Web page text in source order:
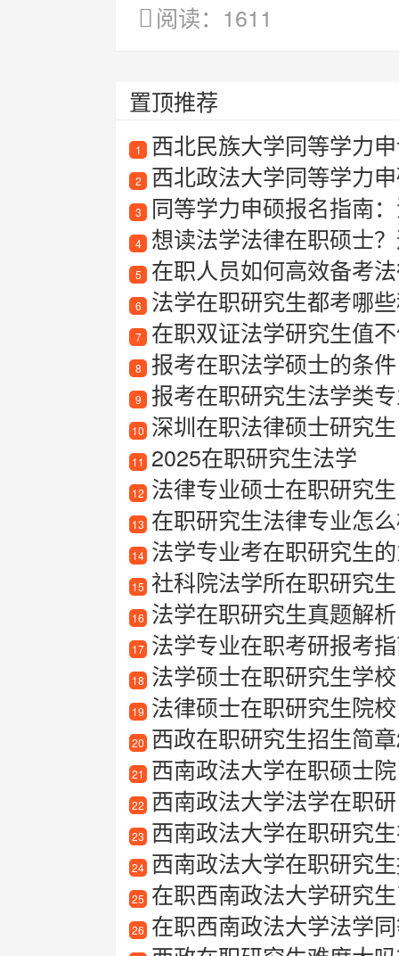
阅读：1611
置顶推荐
1 西北民族大学同等学力
2 西北政法大学同等学力
3 同等学力申硕报名指南
4 想读法学法律在职硕士？
5 在职人员如何高效备考
6 法学在职研究生都考哪
7 在职双证法学研究生值
8 报考在职法学硕士的条件
9 报考在职研究生法学类专
10 深圳在职法律硕士研究生
11 2025在职研究生法学
12 法律专业硕士在职研究生
13 在职研究生法律专业怎
14 法学专业考在职研究生
15 社科院法学所在职研究生
16 法学在职研究生真题解
17 法学专业在职考研报考
18 法学硕士在职研究生学校
19 法律硕士在职研究生院校
20 西政在职研究生招生简
21 西南政法大学在职硕士院
22 西南政法大学法学在职研
23 西南政法大学在职研究
24 西南政法大学在职研究
25 在职西南政法大学研究
26 在职西南政法大学法学